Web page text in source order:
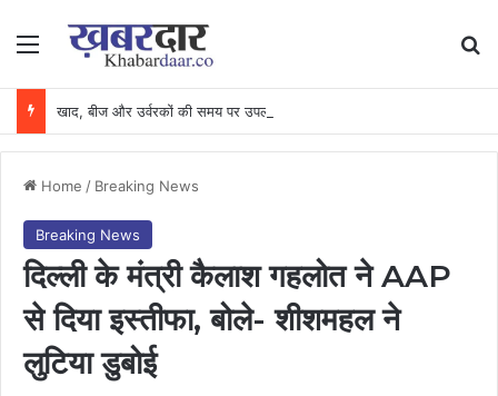
Menu
Home / Breaking News
Breaking News
दिल्ली के मंत्री कैलाश गहलोत ने AAP
से दिया इस्तीफा, बोले- शीशमहल ने
लुटिया डुबोई